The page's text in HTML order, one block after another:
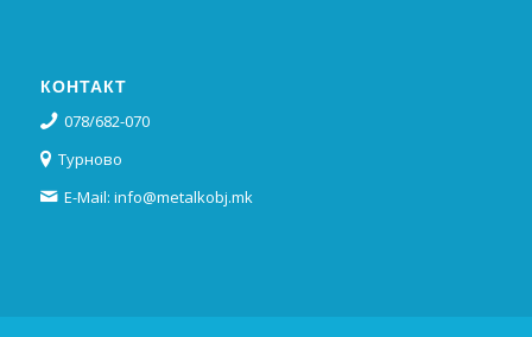
КОНТАКТ
078/682-070
Турново
E-Mail: info@metalkobj.mk